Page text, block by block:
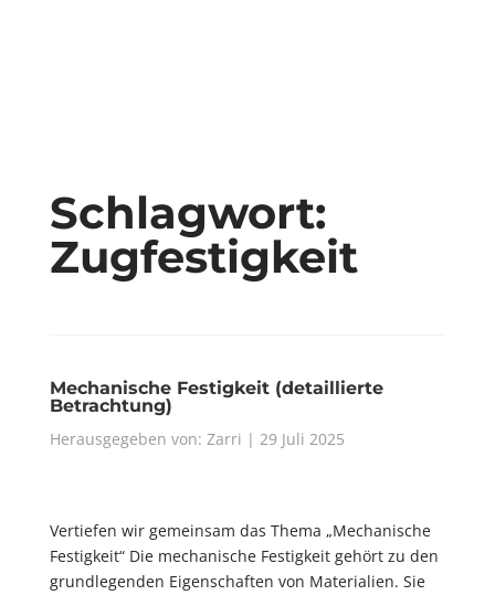
Schlagwort:
Zugfestigkeit
Mechanische Festigkeit (detaillierte
Betrachtung)
Herausgegeben von: Zarri | 29 Juli 2025
Vertiefen wir gemeinsam das Thema „Mechanische
Festigkeit“ Die mechanische Festigkeit gehört zu den
grundlegenden Eigenschaften von Materialien. Sie